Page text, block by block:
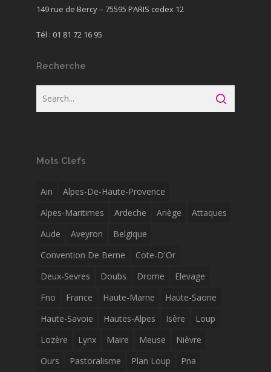
149 rue de Bercy – 75595 PARIS cedex 12
Tél : 01 81 72 16 95
Recherche
Mots Clefs
Ain
Alpes-De-Haute-Provence
Alpes-Maritimes
Ardeche Ariège
Attaques
Aude
Aveyron
Belgique
Convention De Berne
Cote-D'Or
Deux-Sevres
Doubs Drome
Elevage
Fno
France Haute-Marne
Haute-Saone
Haute-Savoie
Hautes-Alpes Isère
Loup
Lozère
Lynx Maire Meuse
Nièvre
Ours
Pastoralisme Plan Loup Pna